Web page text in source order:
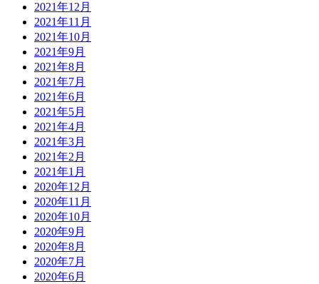
2021年12月
2021年11月
2021年10月
2021年9月
2021年8月
2021年7月
2021年6月
2021年5月
2021年4月
2021年3月
2021年2月
2021年1月
2020年12月
2020年11月
2020年10月
2020年9月
2020年8月
2020年7月
2020年6月